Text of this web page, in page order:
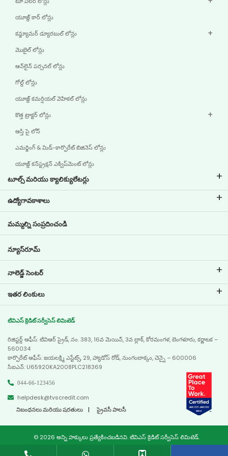
యూజ్డ్ కార్ లోన్లు
కన్జ్యూమర్ డ్యూరబుల్ లోన్లు
మొబైల్ లోన్లు
ఆన్‌లైన్ పర్సనల్ లోన్లు
గోల్డ్ లోన్లు
యూజ్డ్ కమర్షియల్ వెహికల్ లోన్లు
కొత్త ట్రాక్టర్ లోన్లు
ఆస్తి పై లోన్
ఎమర్జింగ్ & మిడ్-కార్పొరేట్ బిజినెస్ లోన్లు
యూజ్డ్ కన్‌స్ట్రక్షన్ ఎక్విప్‌మెంట్ లోన్లు
టూల్స్ మరియు క్యాలిక్యులేటర్లు
ఇఎంఐ క్యాలిక్యులేటర్
టూ వీలర్ లోన్ ఇఎంఐ క్యాలిక్యులేటర్
కార్ వాల్యుయేషన్ టూల్
ఉద్యోగావకాశాలు
టివిఎస్ క్రెడిట్‌ వద్ద ఉద్యోగ జీవితం
ప్రస్తుత ఉద్యోగావకాశాలు
మమ్మల్ని సంప్రదించండి
న్యూస్‌రూమ్
నాలెడ్జ్ సెంటర్
బ్లాగులు
సాధారణ ప్రశ్నలు
టెస్టిమోనియల్స్
వీడియో గ్యాలరీ
ఇతర లింకులు
డీలర్ లొకేటర్
సైట్ మ్యాప్
టివిఎస్ క్రెడిట్ సర్వీసెస్ లిమిటెడ్
రిజిస్టర్డ్ ఆఫీస్: టివిఆర్ ప్రైడ్, నం. 383, 16వ మెయిన్, 3వ బ్లాక్, కోరమంగళ, బెంగళూరు, కర్ణాటక –
560034
కార్పొరేట్ ఆఫీస్: జయలక్ష్మి ఎస్టేట్స్, 29, హ్యాడోస్ రోడ్, నుంగంబాక్కం, చెన్నై – 600006
సిఐఎన్: U65920KA2008PLC218369
044-66-123456
helpdesk@tvscredit.com
నిబంధనలు మరియు షరతులు
ప్రైవసీ పాలసీ
© 2026 అన్ని హక్కులు ప్రత్యేకించబడినవి. టివిఎస్ క్రెడిట్ సర్వీసెస్ లిమిటెడ్.